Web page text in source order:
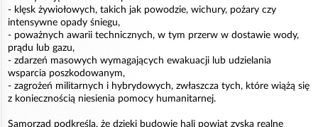
- klęsk żywiołowych, takich jak powodzie, wichury, pożary czy
intensywne opady śniegu,
- poważnych awarii technicznych, w tym przerw w dostawie wody,
prądu lub gazu,
- zdarzeń masowych wymagających ewakuacji lub udzielania
wsparcia poszkodowanym,
- zagrożeń militarnych i hybrydowych, zwłaszcza tych, które wiążą się
z koniecznością niesienia pomocy humanitarnej.
Samorząd podkreśla, że dzięki budowie hali powiat zyska realne